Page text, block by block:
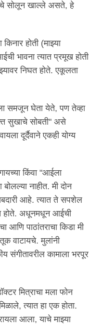
सोलून खाल्ले असते, हे
होती (माझ्या
भावना त्यात प्रमूख होती
निघत होते. एकूलता
समजून घेता येते, पण तेव्हा
सुखाचे सोबती" असे
दूर्दैवाने एकही योग्य
किंवा "आईला
नाहीत. मी दोन
आहे. त्यात ते सपशेल
होते. अधूनमधून आईची
आणि पाठांतराचा किडा मी
वाटायचे. मुलांनी
संगीतावरील कामाला भरपूर
मित्राचा मला फोन
त्यात हा एक होता.
आला, याचे माझ्या